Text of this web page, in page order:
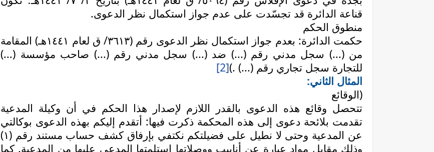
قناعة الدائرة قد تجسّدت على عدم جواز استكمال نظر الدعوى.
منطوق الحكم
حكمت الدائرة: بعدم جواز استكمال نظر الدعوى رقم (٣٦١٣/ ق لعام ١٤٤١هـ) المقامة
من (...) سجل مدني رقم (...) ضد (...) سجل مدني رقم (...) صاحب مؤسسة (...)
للتجارة سجل تجاري رقم (...) .)[2]
المثال الثاني:
(الوقائع
تتحصل وقائع هذه الدعوى بالقدر اللازم لإصدار هذا الحكم في أن وكيلة المدعية
تقدمت بلائحة دعوى إلى هذه المحكمة ذكرت فيها: أتقدم إليكم بهذه الدعوى بوكالتي
عن المدعية وحتى لا نطيل على فضيلتكم نكتفي بإرفاق كشف حساب مستند رقم (١)
وذلك مقابل مواد عبارة عن أنابيب ووصلاتها استلمتها المدعى عليها من المدعية. كما